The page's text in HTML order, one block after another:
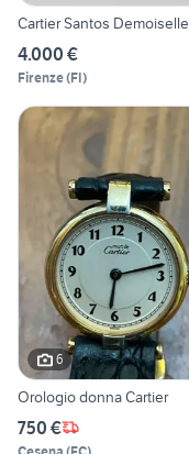
Cartier Santos Demoiselle
4.000 €
Firenze(FI)
6
Orologio donna Cartier
750 €